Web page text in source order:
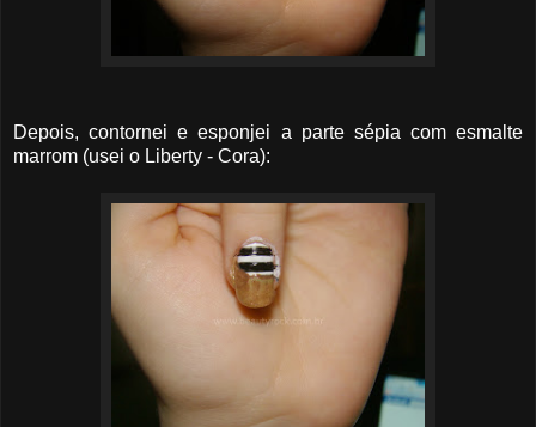
Depois, contornei e esponjei a parte sépia com esmalte
marrom (usei o Liberty - Cora):